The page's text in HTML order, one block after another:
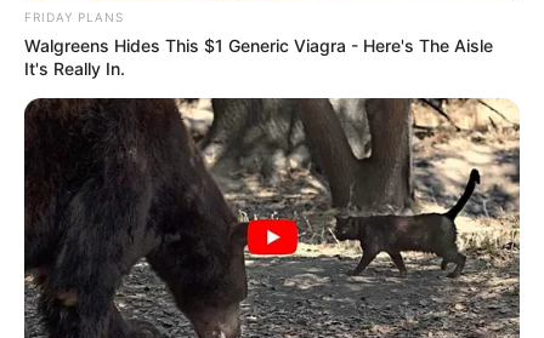
FRIDAY PLANS
Walgreens Hides This $1 Generic Viagra - Here's The Aisle
It's Really In.